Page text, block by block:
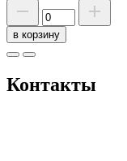
в корзину
Контакты